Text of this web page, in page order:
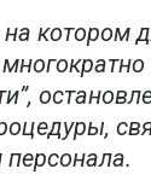
котором